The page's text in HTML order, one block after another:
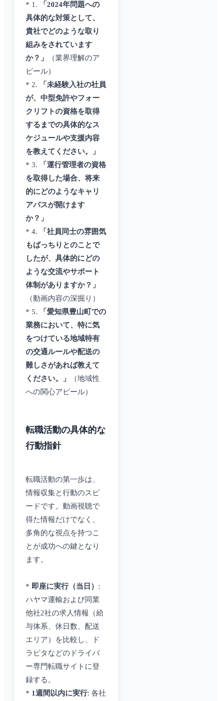
* 1.
「2024年問題への
具体的な対策として、
貴社でどのような取り
組みをされています
か？」
（業界理解のア
ピール）
* 2.
「未経験入社の社員
が、中型免許やフォー
クリフトの資格を取得
するまでの具体的なス
ケジュールや支援内容
を教えてください。」
* 3.
「運行管理者の資格
を取得した場合、将来
的にどのようなキャリ
アパスが開けます
か？」
* 4.
「社員同士の雰囲気
もばっちりとのことで
したが、具体的にどの
ような交流やサポート
体制がありますか？」
（動画内容の深掘り）
* 5.
「愛知県豊山町での
業務において、特に気
をつけている地域特有
の交通ルールや配送の
難しさがあれば教えて
ください。」
（地域性
への関心アピール）
転職活動の具体的な
行動指針
転職活動の第一歩は、
情報収集と行動のスピ
ードです。動画視聴で
得た情報だけでなく、
多角的な視点を持つこ
とが成功への鍵となり
ます。
* 即座に実行（当日） :
ハヤマ運輸および同業
他社2社の求人情報（給
与体系、休日数、配送
エリア）を比較し、ド
ラピタなどのドライバ
ー専門転職サイトに登
録する。
* 1週間以内に実行: 各社